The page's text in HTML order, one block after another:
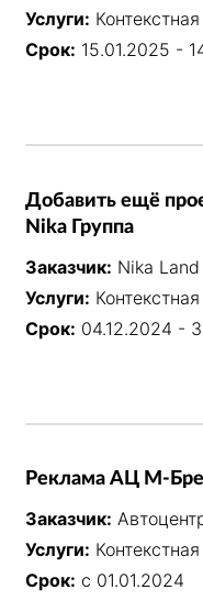
Услуги:
Срок: 15.01.2025 -
Добавить ещё
Nika Группа
Заказчик: Nika Land
Услуги:
Срок: 04.12.2024 -
Реклама АЦ М-
Заказчик:
Услуги:
Срок: с 01.01.2024